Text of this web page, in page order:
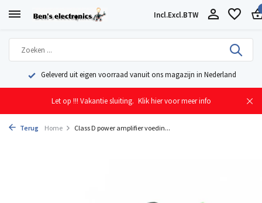
Incl.Excl.BTW
Geleverd uit eigen voorraad vanuit ons magazijn in Nederland
Let op !!! Vakantie sluiting. Klik hier voor meer info
Terug Home Class D power amplifier voedin...